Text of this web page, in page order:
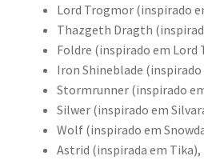
Lord Trogmor (inspirado
Thazgeth Dragth
Foldre (inspirado em Lord
Iron Shineblade
Stormrunner (inspirado
Silwer (inspirado em
Wolf (inspirado em
Astrid (inspirada em Tika),